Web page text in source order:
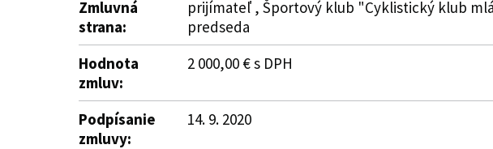
Zmluvná
strana:
prijímateľ , Športový klub "Cyklistický klub
predseda
Hodnota
zmluv:
2 000,00 € s DPH
Podpísanie
zmluvy:
14. 9. 2020